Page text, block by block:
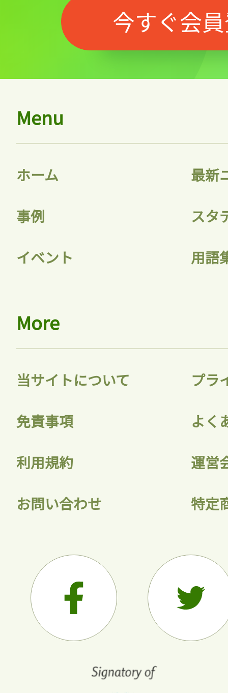
今すぐ会
Menu
ホーム 最新
事例 スタ
イベント 用語
More
当サイトについて プラ
免責事項 よく
利用規約 運営
お問い合わせ 特定